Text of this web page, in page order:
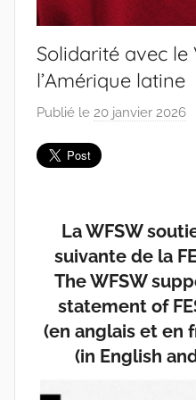
Solidarité avec le
l’Amérique latine
Publié le 20 janvier 2026
a
n
a
P
t
La WFSW
suivante de la
The WFSW
statement of
(en anglais et en
(in English